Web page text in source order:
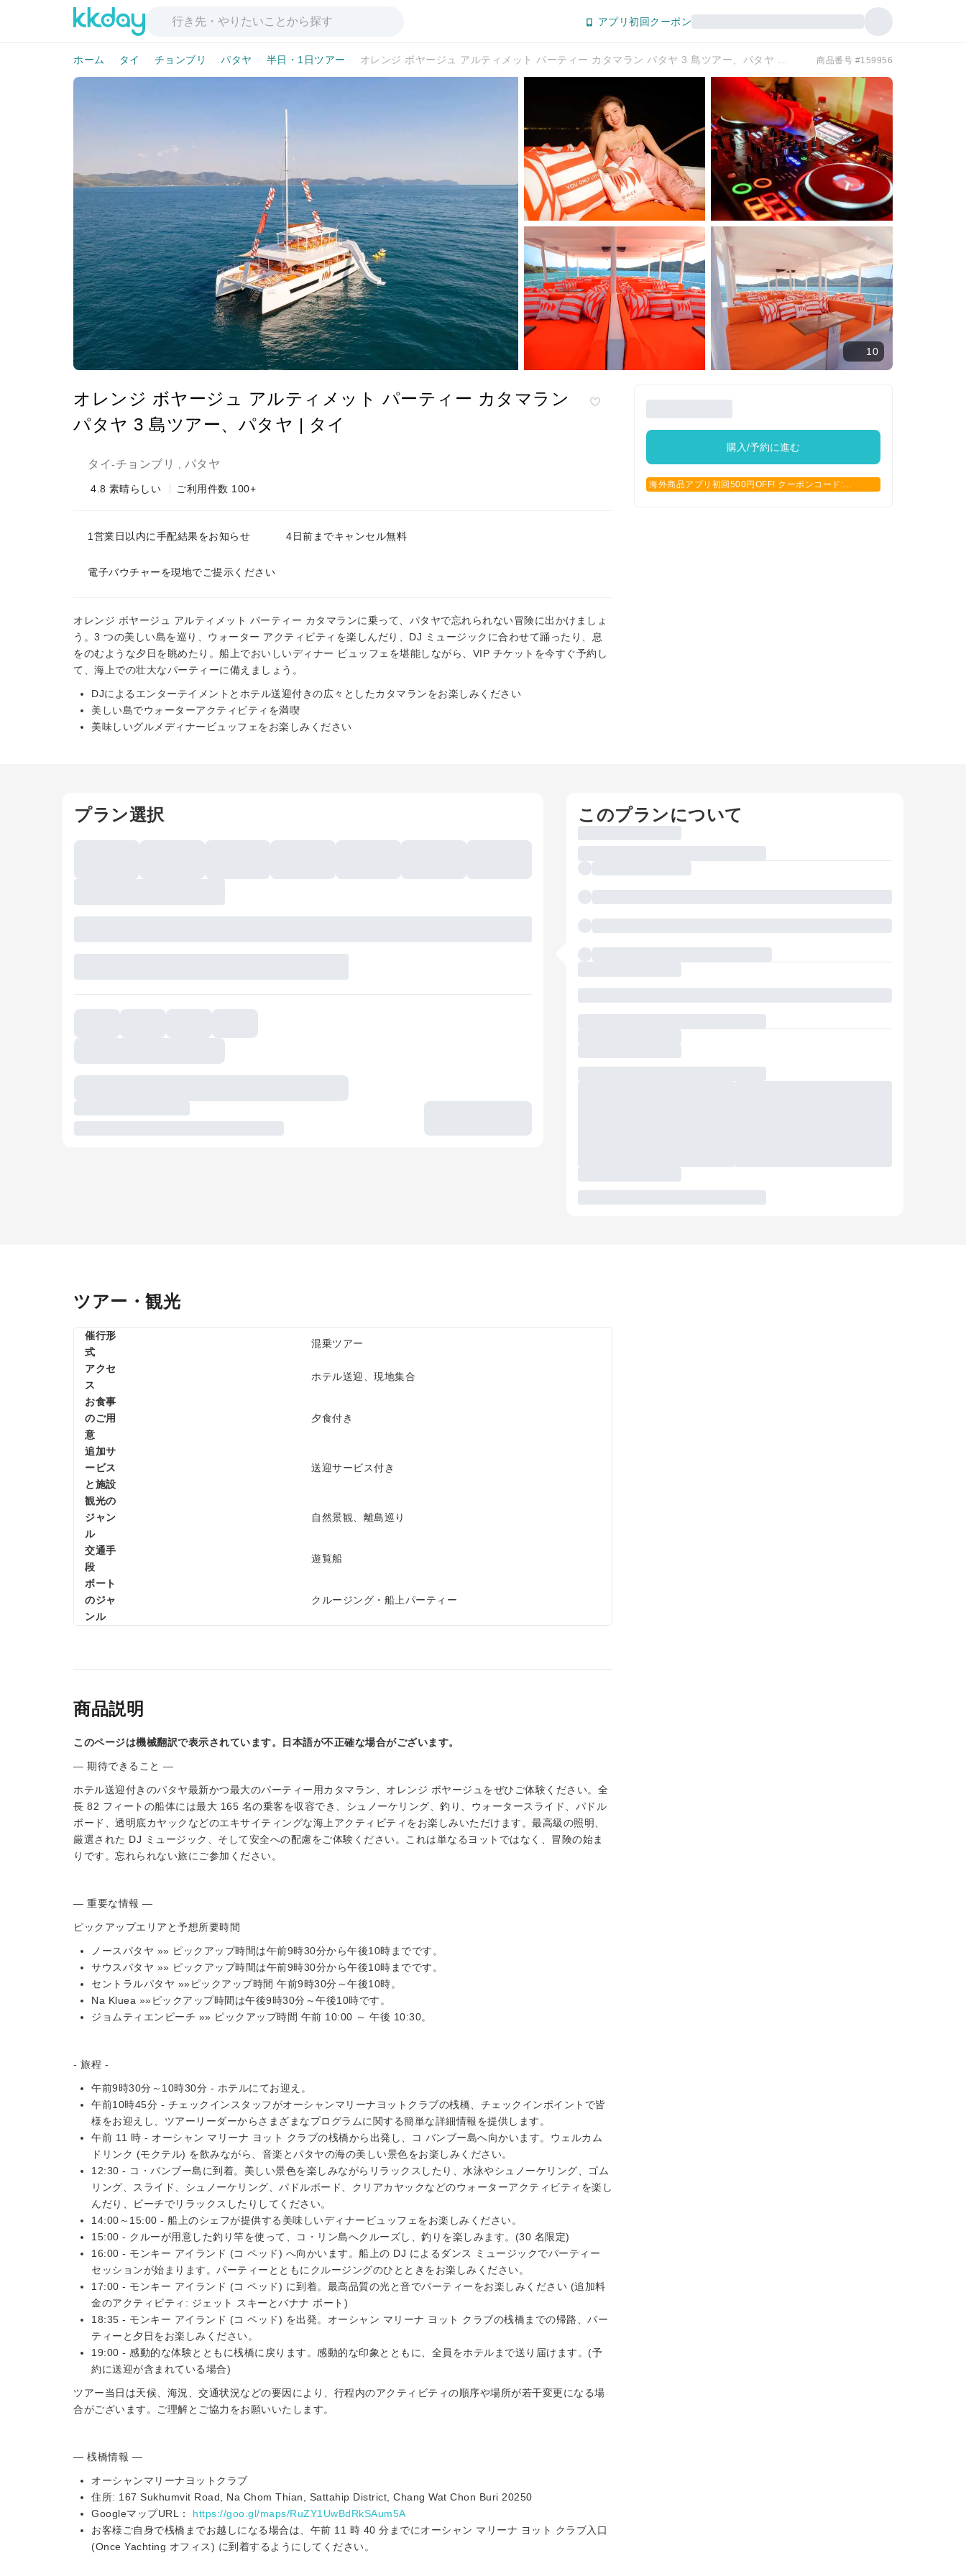
アプリ初回クーポン
ホーム タイ チョンブリ パタヤ 半日・1日ツアー 商品番号 #159956
10
オレンジ ボヤージュ アルティメット パーティー カタマラン
パタヤ 3 島ツアー、パタヤ | タイ
タイ-チョンブリ パタヤ
4.8 素晴らしい ご利用件数 100+
1営業日以内に手配結果をお知らせ 4日前までキャンセル無料
電子バウチャーを現地でご提示ください
オレンジ ボヤージュ アルティメット パーティー カタマランに乗って、パタヤで忘れられない冒険に出かけましょ
う。3 つの美しい島を巡り、ウォーター アクティビティを楽しんだり、DJ ミュージックに合わせて踊ったり、息
をのむような夕日を眺めたり。船上でおいしいディナー ビュッフェを堪能しながら、VIP チケットを今すぐ予約し
て、海上での壮大なパーティーに備えましょう。
DJによるエンターテイメントとホテル送迎付きの広々としたカタマランをお楽しみください
美しい島でウォーターアクティビティを満喫
美味しいグルメディナービュッフェをお楽しみください
購入/予約に進む
海外商品アプリ初回500円OFF! クーポンコード:
プラン選択 このプランについて
ツアー・観光
催行形
式
混乗ツアー
アクセ
ス
ホテル送迎、現地集合
お食事
のご用
意
夕食付き
追加サ
ービス
と施設
送迎サービス付き
観光の
ジャン
ル
自然景観、離島巡り
交通手
段
遊覧船
ボート
のジャ
ンル
クルージング・船上パーティー
商品説明
このページは機械翻訳で表示されています。日本語が不正確な場合がございます。
— 期待できること —
ホテル送迎付きのパタヤ最新かつ最大のパーティー用カタマラン、オレンジ ボヤージュをぜひご体験ください。全
長 82 フィートの船体には最大 165 名の乗客を収容でき、シュノーケリング、釣り、ウォータースライド、パドル
ボード、透明底カヤックなどのエキサイティングな海上アクティビティをお楽しみいただけます。最高級の照明、
厳選された DJ ミュージック、そして安全への配慮をご体験ください。これは単なるヨットではなく、冒険の始ま
りです。忘れられない旅にご参加ください。
— 重要な情報 —
ピックアップエリアと予想所要時間
ノースパタヤ »» ピックアップ時間は午前9時30分から午後10時までです。
サウスパタヤ »» ピックアップ時間は午前9時30分から午後10時までです。
セントラルパタヤ »»ピックアップ時間 午前9時30分～午後10時。
Na Kluea »»ピックアップ時間は午後9時30分～午後10時です。
ジョムティエンビーチ »» ピックアップ時間 午前 10:00 ～ 午後 10:30。
- 旅程 -
午前9時30分～10時30分 - ホテルにてお迎え。
午前10時45分 - チェックインスタッフがオーシャンマリーナヨットクラブの桟橋、チェックインポイントで皆
様をお迎えし、ツアーリーダーからさまざまなプログラムに関する簡単な詳細情報を提供します。
午前 11 時 - オーシャン マリーナ ヨット クラブの桟橋から出発し、コ バンブー島へ向かいます。ウェルカム
ドリンク (モクテル) を飲みながら、音楽とパタヤの海の美しい景色をお楽しみください。
12:30 - コ・バンブー島に到着。美しい景色を楽しみながらリラックスしたり、水泳やシュノーケリング、ゴム
リング、スライド、シュノーケリング、パドルボード、クリアカヤックなどのウォーターアクティビティを楽し
んだり、ビーチでリラックスしたりしてください。
14:00～15:00 - 船上のシェフが提供する美味しいディナービュッフェをお楽しみください。
15:00 - クルーが用意した釣り竿を使って、コ・リン島へクルーズし、釣りを楽しみます。(30 名限定)
16:00 - モンキー アイランド (コ ペッド) へ向かいます。船上の DJ によるダンス ミュージックでパーティー
セッションが始まります。パーティーとともにクルージングのひとときをお楽しみください。
17:00 - モンキー アイランド (コ ペッド) に到着。最高品質の光と音でパーティーをお楽しみください (追加料
金のアクティビティ: ジェット スキーとバナナ ボート)
18:35 - モンキー アイランド (コ ペッド) を出発。オーシャン マリーナ ヨット クラブの桟橋までの帰路、パー
ティーと夕日をお楽しみください。
19:00 - 感動的な体験とともに桟橋に戻ります。感動的な印象とともに、全員をホテルまで送り届けます。(予
約に送迎が含まれている場合)
ツアー当日は天候、海況、交通状況などの要因により、行程内のアクティビティの順序や場所が若干変更になる場
合がございます。ご理解とご協力をお願いいたします。
— 桟橋情報 —
オーシャンマリーナヨットクラブ
住所: 167 Sukhumvit Road, Na Chom Thian, Sattahip District, Chang Wat Chon Buri 20250
GoogleマップURL： https://goo.gl/maps/RuZY1UwBdRkSAum5A
お客様ご自身で桟橋までお越しになる場合は、午前 11 時 40 分までにオーシャン マリーナ ヨット クラブ入口
(Once Yachting オフィス) に到着するようにしてください。